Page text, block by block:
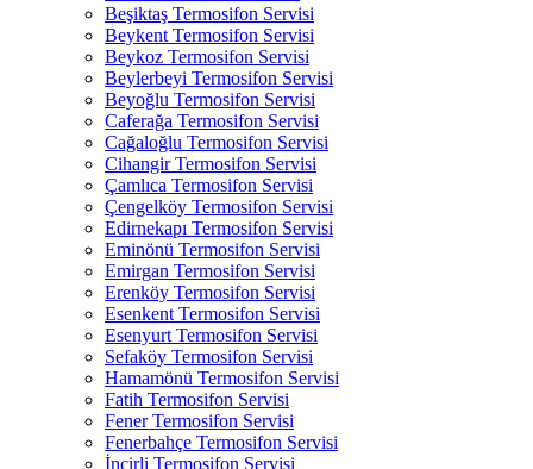
Beşiktaş Termosifon Servisi
Beykent Termosifon Servisi
Beykoz Termosifon Servisi
Beylerbeyi Termosifon Servisi
Beyoğlu Termosifon Servisi
Caferağa Termosifon Servisi
Cağaloğlu Termosifon Servisi
Cihangir Termosifon Servisi
Çamlıca Termosifon Servisi
Çengelköy Termosifon Servisi
Edirnekapı Termosifon Servisi
Eminönü Termosifon Servisi
Emirgan Termosifon Servisi
Erenköy Termosifon Servisi
Esenkent Termosifon Servisi
Esenyurt Termosifon Servisi
Sefaköy Termosifon Servisi
Hamamönü Termosifon Servisi
Fatih Termosifon Servisi
Fener Termosifon Servisi
Fenerbahçe Termosifon Servisi
İncirli Termosifon Servisi